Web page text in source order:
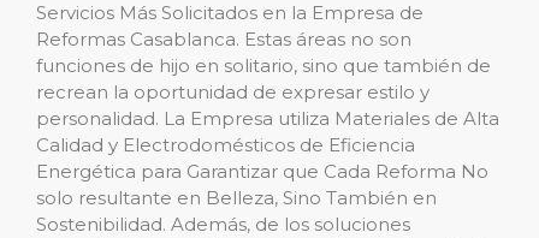
Servicios Más Solicitados en la Empresa de
Reformas Casablanca. Estas áreas no son
funciones de hijo en solitario, sino que también de
recrean la oportunidad de expresar estilo y
personalidad. La Empresa utiliza Materiales de Alta
Calidad y Electrodomésticos de Eficiencia
Energética para Garantizar que Cada Reforma No
solo resultante en Belleza, Sino También en
Sostenibilidad. Además, de los soluciones